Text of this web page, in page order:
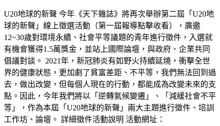
U20地球的新聲 今年《天下雜誌》將再次舉辦第二屆「U20地
球的新聲」線上徵選活動（第一屆報導點擊收看），廣邀
12~30歲對環境永續、社會平等議題的青年進行徵件，入選就
有機會獲得1.5萬獎金，並站上國際論壇，與政府、企業共同
倡議對談。 2021年，新冠肺炎有如野火持續延燒，衝擊全世
界的健康狀態，更加劇了貧富差距、不平等，我們無法回到過
去，做出改變，但每個人現在的行動，都能成為改變未來的支
點。因此，今年我們將以「逆轉氣候變遷」、「減緩社會不平
等」，作為本屆「U20地球的新聲」兩大主題進行徵件、培訓
工作坊、論壇。 詳細徵件活動說明 活動網址：